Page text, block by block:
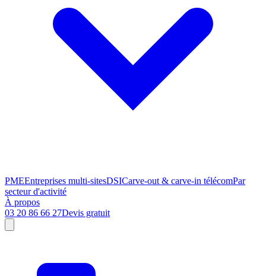
PMEEntreprises multi-sitesDSICarve-out & carve-in télécomPar
secteur d'activité
À propos
03 20 86 66 27Devis gratuit